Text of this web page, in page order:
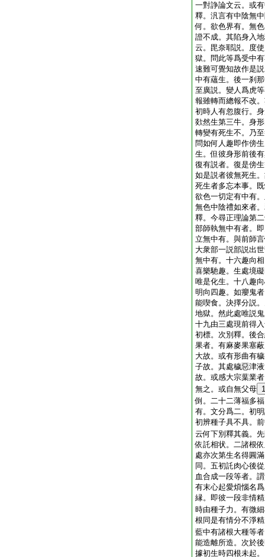
一對諍論文云。或
釋。汎言有中陰無
何。欲色界有。無
證不成。其陷身入
云。毘奈耶説。度
獄。問此等爲受中
速難可覺知故作是
中有蘊生。後一刹
至廣説。變人爲虎
報雖轉而總報不改
初時人有忽腹行。
欻然生第三牛。身
轉變有死生不。乃
問如何人趣即作傍
生。但彼身形前後
復有説者。復是傍
如是説者彼無死生
死生者多忘本事。
欲色一切定有中有
無色中陰禮如來者
釋。今尋正理論第
部師執無中有者。
立無中有。與前師
大衆部一説部説出
無中有。十六趣向
喜樂馳趣。生處境
唯是化生。十八趣
明向四趣。如癭鬼
能喫食。決擇分説
地獄。然此處唯説
十九由三處現前得
初標。次別釋。後
果者。有麻麥果塞
大故。或有形曲有
子故。其處穢惡津
故。或感大宗葉業
無之。或自無父母 1
倒。二十二薄福多
有。文分爲二。初
初辨種子具不具。
云何下別釋其義。
依託相状。二諸根
處亦次第生名得圓
同。五初託肉心後
血合成一段等者。
有末心起愛煩惱名
縁。即彼一段非情
時由種子力。有微
根同是有情分不淨
藍中有諸根大種等
能造離所造。次於
據初生時四根未起